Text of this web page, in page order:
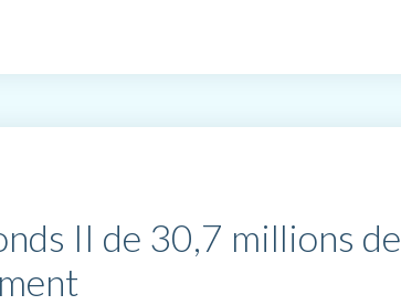
II de 30,7 millions de